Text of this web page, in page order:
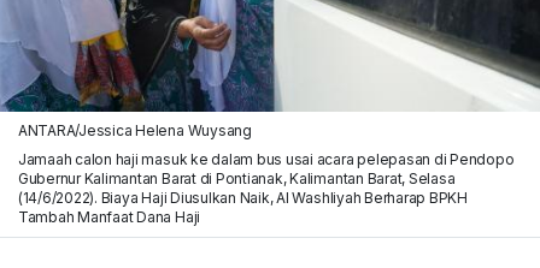
ANTARA/Jessica Helena Wuysang
Jamaah calon haji masuk ke dalam bus usai acara pelepasan di Pendopo
Gubernur Kalimantan Barat di Pontianak, Kalimantan Barat, Selasa
(14/6/2022). Biaya Haji Diusulkan Naik, Al Washliyah Berharap BPKH
Tambah Manfaat Dana Haji